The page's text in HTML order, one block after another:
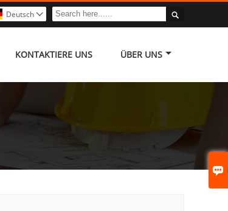


Deutsch 
KONTAKTIERE UNS ÜBER UNS